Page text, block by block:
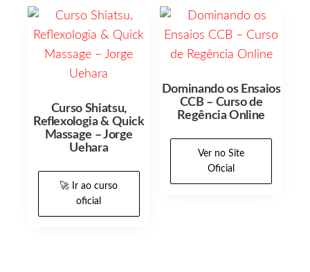
Curso Shiatsu,
Reflexologia & Quick
Massage – Jorge
Uehara
🚀 Ir ao curso
oficial
Dominando os Ensaios
CCB – Curso de
Regência Online
Ver no Site
Oficial